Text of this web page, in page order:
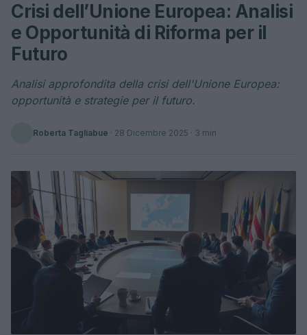
Crisi dell’Unione Europea: Analisi
e Opportunità di Riforma per il
Futuro
Analisi approfondita della crisi dell'Unione Europea:
opportunità e strategie per il futuro.
Roberta Tagliabue · 28 Dicembre 2025 · 3 min